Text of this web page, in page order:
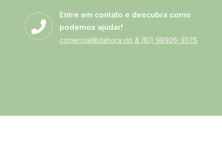
Entre em contato e descubra como
podemos ajudar!
comercial@dahora.vip & (81) 98926-3075